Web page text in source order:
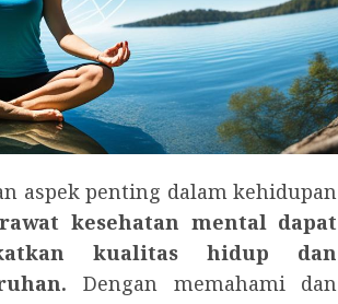
aspek penting dalam kehidupan
kesehatan mental dapat
kualitas hidup dan
Dengan memahami dan